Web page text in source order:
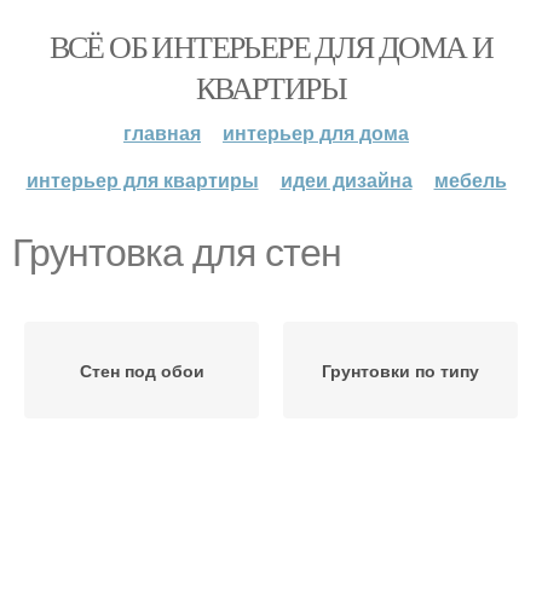
ВСЁ ОБ ИНТЕРЬЕРЕ ДЛЯ ДОМА И
КВАРТИРЫ
главная
интерьер для дома
интерьер для квартиры
идеи дизайна мебель
Грунтовка для стен
Стен под обои Грунтовки по типу